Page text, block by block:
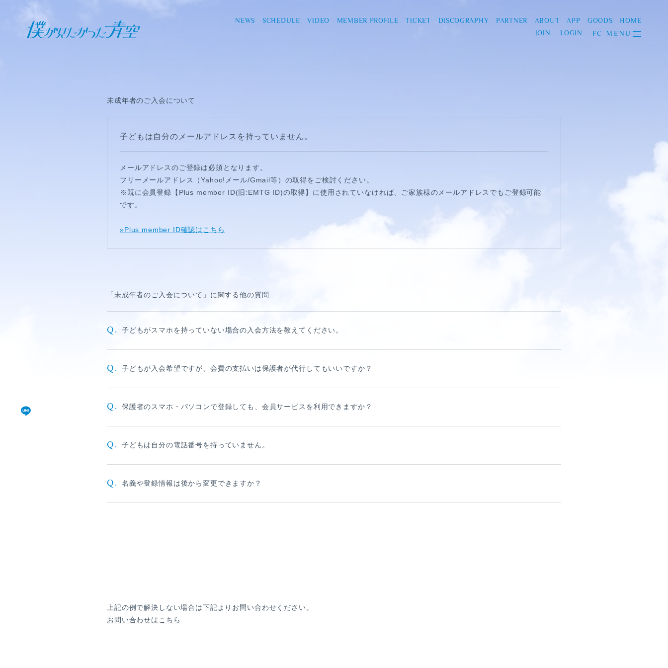
NEWS SCHEDULE VIDEO MEMBER PROFILE TICKET DISCOGRAPHY PARTNER ABOUT APP GOODS
HOME
JOIN
LOGIN FC MENU
報告日誌 STAFF BLOG
視聴覚室
PHOTO
MOVIE
動画/短編動画
僕青相性診断 GAME
直感！推し探し SPECIAL
未成年者のご入会について
子どもは自分のメールアドレスを持っていません。
メールアドレスのご登録は必須となります。
フリーメールアドレス（Yahoo!メール/Gmail等）の取得をご検討ください。
※既に会員登録【Plus member ID(旧:EMTG ID)の取得】に使用されていなければ、ご家族様のメールアドレスでもご登録可能
です。
»Plus member ID確認はこちら
「未成年者のご入会について」に関する他の質問
Q. 子どもがスマホを持っていない場合の入会方法を教えてください。
Q. 子どもが入会希望ですが、会費の支払いは保護者が代行してもいいですか？
Q. 保護者のスマホ・パソコンで登録しても、会員サービスを利用できますか？
Q. 子どもは自分の電話番号を持っていません。
Q. 名義や登録情報は後から変更できますか？
上記の例で解決しない場合は下記よりお問い合わせください。
お問い合わせはこちら